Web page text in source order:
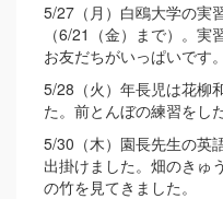
5/27（月）白鴎大学の実
（6/21（金）まで）。
お友だちがいっぱいです。
5/28（火）年長児は花柳
た。前とんぼの練習をし
5/30（木）園長先生の英
出掛けました。畑のきゅ
の竹を見てきました。